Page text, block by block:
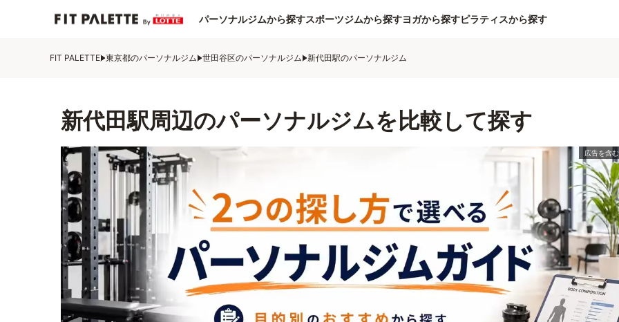
パーソナルジムから探すスポーツジムから探すヨガから探すピラティスから探す
FIT PALETTE 東京都のパーソナルジム 世田谷区のパーソナルジム 新代田駅のパーソナルジム
新代田駅周辺のパーソナルジムを比較して探す